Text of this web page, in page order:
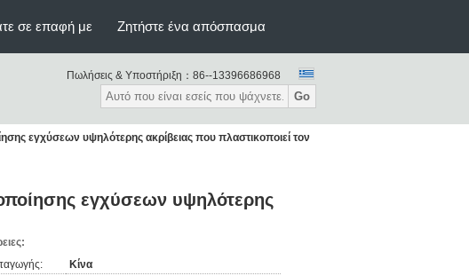
σε επαφή με Ζητήστε ένα απόσπασμα
Πωλήσεις & Υποστήριξη： 86--13396686968
Go
εγχύσεων υψηλότερης ακρίβειας που πλαστικοποιεί τον
εγχύσεων υψηλότερης
Κίνα